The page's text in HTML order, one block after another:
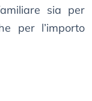
sia per
per l’importo